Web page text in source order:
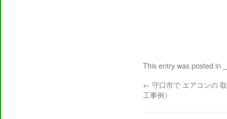
This entry was posted in
← 守口市で エアコンの
工事例）